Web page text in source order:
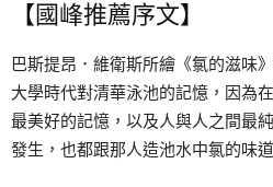
【國峰推薦序文】
巴斯提昂．維衛斯所繪《氯的滋味
大學時代對清華泳池的記憶，因為
最美好的記憶，以及人與人之間最
發生，也都跟那人造池水中氯的味